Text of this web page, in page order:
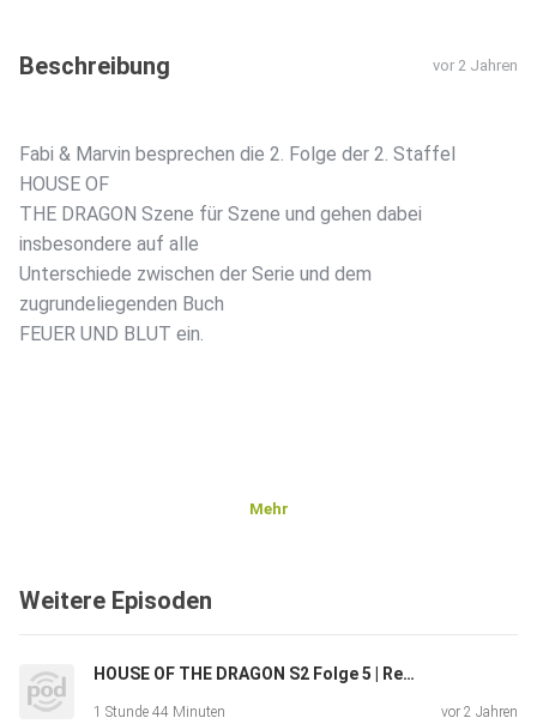
Beschreibung vor 2 Jahren
Fabi & Marvin besprechen die 2. Folge der 2. Staffel
HOUSE OF
THE DRAGON Szene für Szene und gehen dabei
insbesondere auf alle
Unterschiede zwischen der Serie und dem
zugrundeliegenden Buch
FEUER UND BLUT ein.
Mehr
Weitere Episoden
HOUSE OF THE DRAGON S2 Folge 5 | Recap & Serie vs. Buch
1 Stunde 44 Minuten vor 2 Jahren